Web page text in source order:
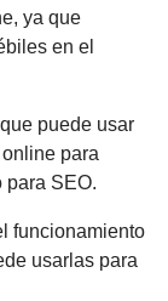
ya que
en el
puede usar
para
para SEO.
funcionamiento
usarlas para